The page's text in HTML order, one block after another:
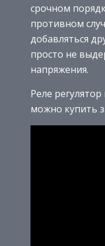
срочном
противном
добавляться
просто не
напряжения.
Реле
можно купить